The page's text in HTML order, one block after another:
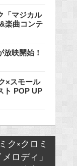
「マジカル
楽曲コンテ
放映開始！
×スモール
ト POP UP
ク×クロミ
メロディ」